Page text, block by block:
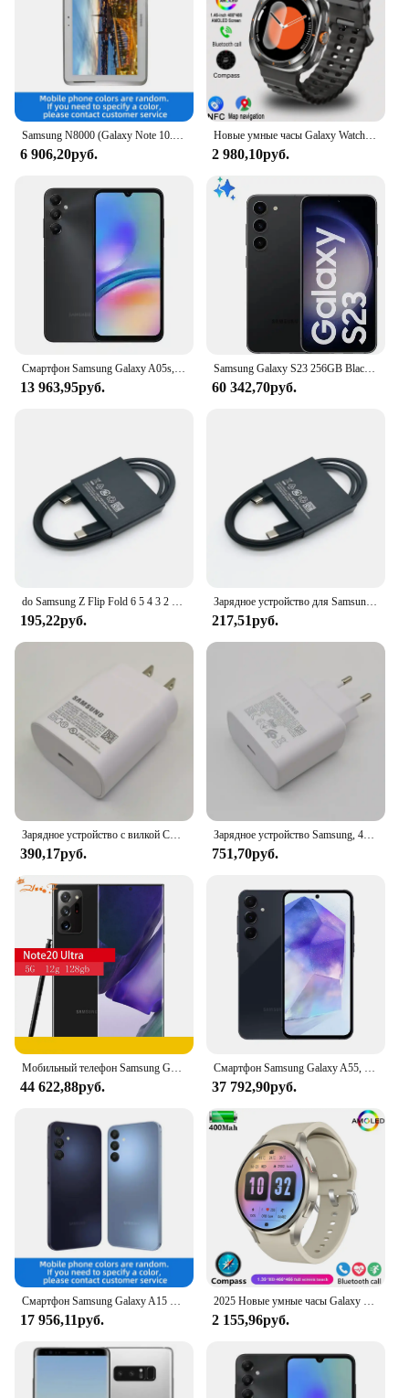
Samsung N8000 (Galaxy Note 10.1) LTE 10,1-дюймовый TFT-камера 1280x800, 7000 мАч, 5 МП, используемая в базе Android
6 906,20руб.
Новые умные часы Galaxy Watch 7, ультра GPS-отслеживание, мужские часы Amoled с экраном, пульсометром, Bluetooth-вызовом, NFC, спортивные умные часы для Samsung
2 980,10руб.
Смартфон Samsung Galaxy A05s, 64 ГБ, фронтальная камера 50 МП, процессор Snapdragon 680, экран 6,7 дюйма FHD +, супербыстрая зарядка 25 Вт
13 963,95руб.
Samsung Galaxy S23 256GB Black 5G 8GB RAM 6,1 ”Triple Camera + Selfie 12MP Smartphone
60 342,70руб.
do Samsung Z Flip Fold 6 5 4 3 2 PD Charger 25W US Super Fast Charge Adapter do Galaxy S24 S23 S22 S21 S20 Note 20 Ultra 10 FE
195,22руб.
Зарядное устройство для Samsung, устройство мощностью 25 Вт, с поддержкой сверхбыстрой зарядки для Galaxy S24, S23, S22, S21, S20, Note 20, Ultra 10, A15, A25, A55, A35, A54, A73
217,51руб.
Зарядное устройство с вилкой США 25 Вт, адаптер для сверхбыстрой зарядки типа C, кабель для Galaxy S20 S21 S22 S23 S24 Note 20 Ultra 10 A55 A54
390,17руб.
Зарядное устройство Samsung, 45 Вт, адаптер для быстрой зарядки, 1,8 м, Тип C, для Galaxy S24, S23, S22, S21, S20, Note 20, Ultra 10 Z, складной, 6, 5, 4, 3, 2
751,70руб.
Мобильный телефон Samsung Galaxy Note20 Ultra 5G N986u N986U1 note20u 128/512 ГБ ROM 12 Гб RAM, одна SIM-карта
44 622,88руб.
Смартфон Samsung Galaxy A55, 1480 дюйма, 50 МП, 25 Вт, 6,6 мАч
37 792,90руб.
Смартфон Samsung Galaxy A15 4g Europe Helio G99, 6,5-дюймовый экран, 6 ОЗУ, 128 ГБ, оригинальный американский телефон на базе Android
17 956,11руб.
2025 Новые умные часы Galaxy Ultra 7 для мужчин, AMOLED-экран, многофункциональный спортивный фитнес-трекер, женские умные часы для здоровья, для часов 7
2 155,96руб.